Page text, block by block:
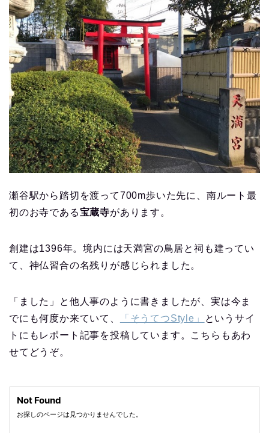
瀬谷駅から踏切を渡って700m歩いた先に、南ルート最
初のお寺である宝蔵寺があります。
創建は1396年。境内には天満宮の鳥居と祠も建ってい
て、神仏習合の名残りが感じられました。
「ました」と他人事のように書きましたが、実は今ま
でにも何度か来ていて、
「そうてつStyle」
というサイ
トにもレポート記事を投稿しています。こちらもあわ
せてどうぞ。